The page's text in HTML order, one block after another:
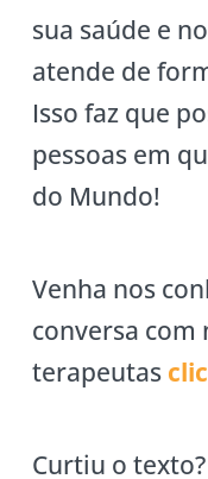
sua saúde e
atende de
Isso faz que
pessoas em
do Mundo!
Venha nos
conversa com
terapeutas
Curtiu o